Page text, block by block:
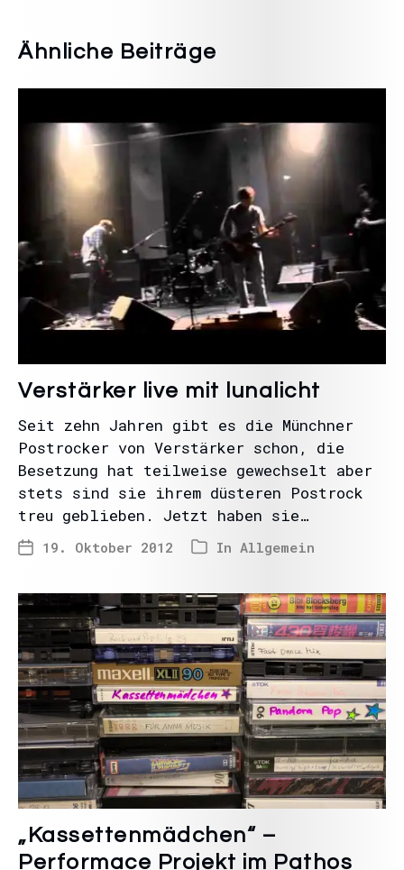
Ähnliche Beiträge
Verstärker live mit lunalicht
Seit zehn Jahren gibt es die Münchner
Postrocker von Verstärker schon, die
Besetzung hat teilweise gewechselt aber
stets sind sie ihrem düsteren Postrock
treu geblieben. Jetzt haben sie…
19. Oktober 2012 In Allgemein
„Kassettenmädchen“ –
Performace Projekt im Pathos